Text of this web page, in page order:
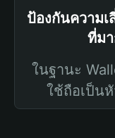
ป้องกันความ
ที่ม
ในฐานะ
ใช้ถือเป็น